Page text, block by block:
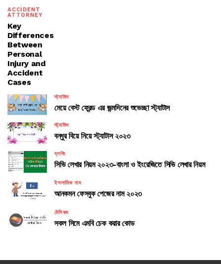
ACCIDENT
ATTORNEY
Key
Differences
Between
Personal
Injury and
Accident
Cases
স্ট্যাটাস
মেয়ে বেস্ট ফ্রেন্ড এর জন্মদিনের শুভেচ্ছা স্ট্যাটাস
স্ট্যাটাস
বন্ধুর বিয়ে নিয়ে স্ট্যাটাস ২০২৩
ব্লগিং
সিভি লেখার নিয়ম ২০২৩-বাংলা ও ইংরেজিতে সিভি লেখার নিয়ম
ইসলামিক নাম
আনকমন ফেসবুক পেজের নাম ২০২৩
টেলিকম
সকল সিমে এমবি চেক করার কোড